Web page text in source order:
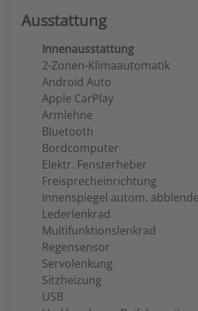
Ausstattung
Innenausstattung
2-Zonen-Klimaautomatik
Android Auto
Apple CarPlay
Armlehne
Bluetooth
Bordcomputer
Elektr. Fensterheber
Freisprecheinrichtung
Innenspiegel autom.
Lederlenkrad
Multifunktionslenkrad
Regensensor
Servolenkung
Sitzheizung
USB